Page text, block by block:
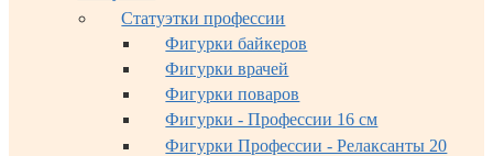
Статуэтки профессии
Фигурки байкеров
Фигурки врачей
Фигурки поваров
Фигурки - Профессии 16 см
Фигурки Профессии - Релаксанты 20